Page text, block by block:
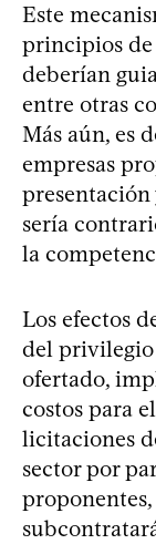
Este
principios
deberían
entre otras
Más aún, es
empresas
sería
la
Los efectos
del privilegio
ofertado,
costos para
licitaciones
sector por